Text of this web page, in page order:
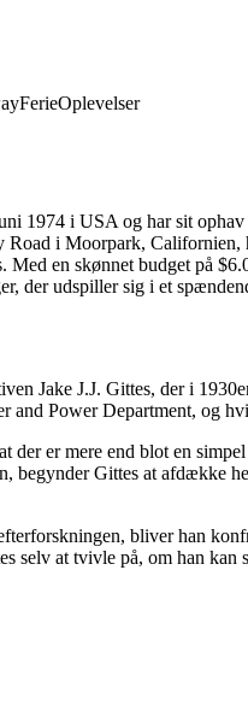
FerieOplevelser
1974 i USA og har sit
Road i Moorpark,
en skønnet budget på
der udspiller sig i et
Jake J.J. Gittes, der i
and Power Department, og
der er mere end blot en
Gittes at afdække
bliver han
selv at tvivle på, om han